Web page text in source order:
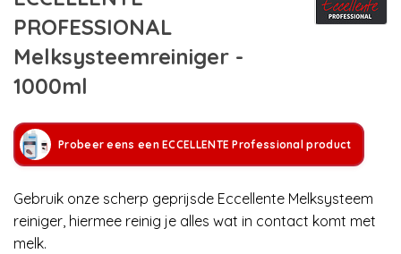
PROFESSIONAL
Melksysteemreiniger -
1000ml
Probeer eens een ECCELLENTE Professional product
Gebruik onze scherp geprijsde Eccellente Melksysteem
reiniger, hiermee reinig je alles wat in contact komt met
melk.